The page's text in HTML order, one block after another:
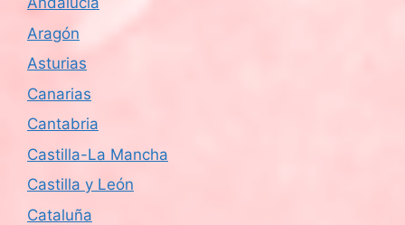
Aragón
Asturias
Canarias
Cantabria
Castilla-La Mancha
Castilla y León
Cataluña